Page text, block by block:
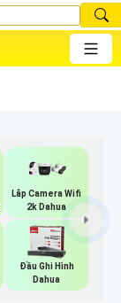
Lắp Camera Wifi
2k Dahua
Đầu Ghi Hình
Dahua